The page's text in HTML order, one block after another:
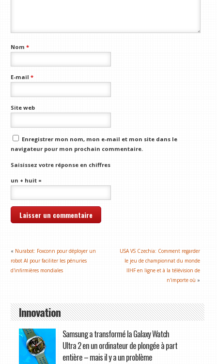
Nom*
E-mail*
Site web
Enregistrer mon nom, mon e-mail et mon site dans le
navigateur pour mon prochain commentaire.
Saisissez votre réponse en chiffres
un + huit =
« Nurabot: Foxconn pour déployer un
robot AI pour faciliter les pénuries
d'infirmières mondiales
USA VS Czechia: Comment regarder
le jeu de championnat du monde
IIHF en ligne et à la télévision de
n'importe où »
Innovation
Samsung a transformé la Galaxy Watch
Ultra 2 en un ordinateur de plongée à part
entière – mais il y a un problème